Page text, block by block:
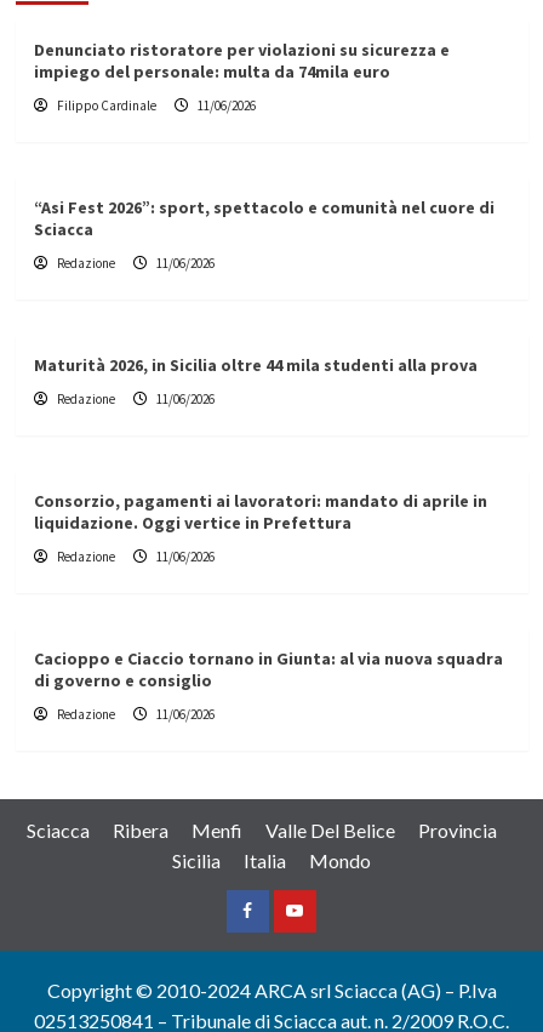
Denunciato ristoratore per violazioni su sicurezza e
impiego del personale: multa da 74mila euro
Filippo Cardinale 11/06/2026
“Asi Fest 2026”: sport, spettacolo e comunità nel cuore di
Sciacca
Redazione 11/06/2026
Maturità 2026, in Sicilia oltre 44 mila studenti alla prova
Redazione 11/06/2026
Consorzio, pagamenti ai lavoratori: mandato di aprile in
liquidazione. Oggi vertice in Prefettura
Redazione 11/06/2026
Cacioppo e Ciaccio tornano in Giunta: al via nuova squadra
di governo e consiglio
Redazione 11/06/2026
Sciacca Ribera Menfi Valle Del Belice
Provincia
Sicilia
Italia Mondo
FacebookYountube
Copyright © 2010-2024 ARCA srl Sciacca (AG) – P.Iva
02513250841 – Tribunale di Sciacca aut. n. 2/2009 R.O.C.